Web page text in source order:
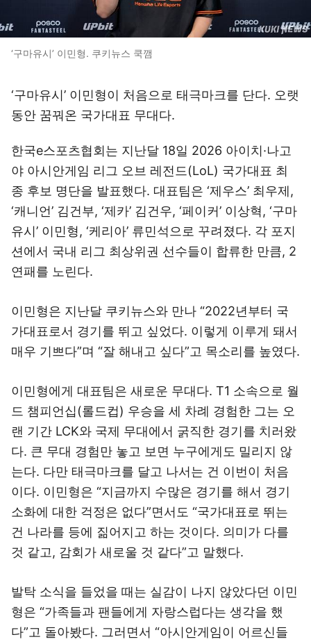
‘구마유시’ 이민형. 쿠키뉴스 쿡깸
‘구마유시’ 이민형이 처음으로 태극마크를 단다. 오랫
동안 꿈꿔온 국가대표 무대다.
한국e스포츠협회는 지난달 18일 2026 아이치·나고
야 아시안게임 리그 오브 레전드(LoL) 국가대표 최
종 후보 명단을 발표했다. 대표팀은 ‘제우스’ 최우제,
‘캐니언’ 김건부, ‘제카’ 김건우, ‘페이커’ 이상혁, ‘구마
유시’ 이민형, ‘케리아’ 류민석으로 꾸려졌다. 각 포지
션에서 국내 리그 최상위권 선수들이 합류한 만큼, 2
연패를 노린다.
이민형은 지난달 쿠키뉴스와 만나 “2022년부터 국
가대표로서 경기를 뛰고 싶었다. 이렇게 이루게 돼서
매우 기쁘다”며 “잘 해내고 싶다”고 목소리를 높였다.
이민형에게 대표팀은 새로운 무대다. T1 소속으로 월
드 챔피언십(롤드컵) 우승을 세 차례 경험한 그는 오
랜 기간 LCK와 국제 무대에서 굵직한 경기를 치러왔
다. 큰 무대 경험만 놓고 보면 누구에게도 밀리지 않
는다. 다만 태극마크를 달고 나서는 건 이번이 처음
이다. 이민형은 “지금까지 수많은 경기를 해서 경기
소화에 대한 걱정은 없다”면서도 “국가대표로 뛰는
건 나라를 등에 짊어지고 하는 것이다. 의미가 다를
것 같고, 감회가 새로울 것 같다”고 말했다.
발탁 소식을 들었을 때는 실감이 나지 않았다던 이민
형은 “가족들과 팬들에게 자랑스럽다는 생각을 했
다”고 돌아봤다. 그러면서 “아시안게임이 어르신들